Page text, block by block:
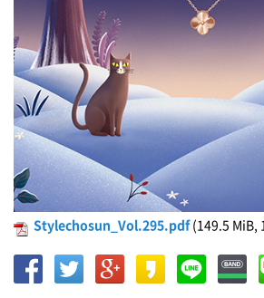
Stylechosun_Vol.295.pdf(149.5 MiB,